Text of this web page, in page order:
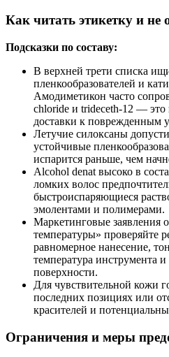
Как читать этикетку и не
Подсказки по составу:
В верхней трети списка
пленкообразователей и
Амодиметикон часто
chloride и trideceth‑12 —
доставки к поврежденным
Летучие силоксаны
устойчивые
испарится раньше, чем
Alcohol denat высоко в
ломких волос
быстроиспаряющиеся
эмолентами и полимерами.
Маркетинговые заявления
температуры» проверяйте
равномерное нанесение,
температура инструмента и
поверхности.
Для чувствительной кожи
последних позициях или
красителей и
Ограничения и меры